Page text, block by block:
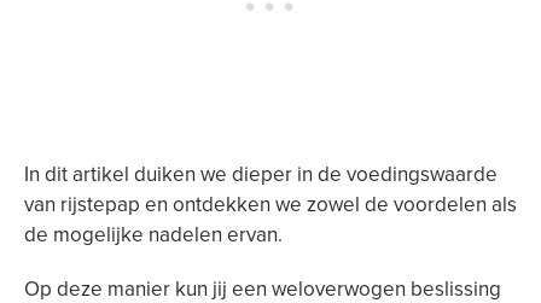
In dit artikel duiken we dieper in de voedingswaarde
van rijstepap en ontdekken we zowel de voordelen als
de mogelijke nadelen ervan.
Op deze manier kun jij een weloverwogen beslissing